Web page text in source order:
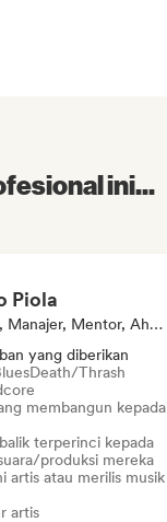
ini...
Piola
Label, Manajer, Mentor, Ahli Suara
yang diberikan
Death/Thrash
membangun kepada
terperinci kepada
produksi mereka
artis atau merilis musik
artis